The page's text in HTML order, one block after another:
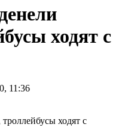
ходят с
11:36